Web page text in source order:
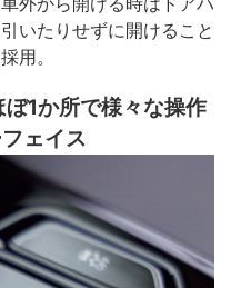
いたりせずに開けること
用。
ぼ1か所で様々な操作
ェイス